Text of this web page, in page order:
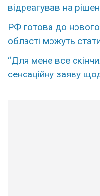
відреагував на
РФ готова до
області можуть
“Для мене все
сенсаційну заяву